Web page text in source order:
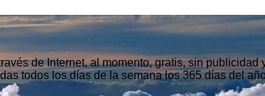
de Internet, al momento, gratis, sin
todos los días de la semana los 365 días del